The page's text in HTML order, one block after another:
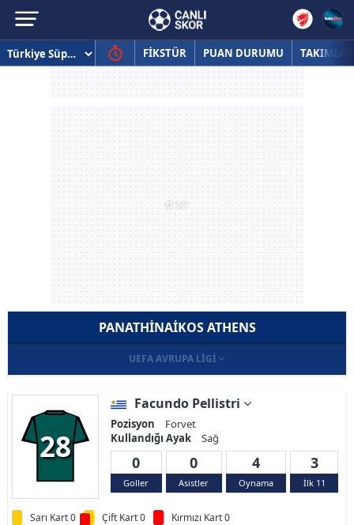
FİKSTÜR PUAN DURUMU TAKIMLAR
PANATHINAIKOS ATHENS
UEFA AVRUPA LIGI
28
Facundo Pellistri
Pozisyon
Forvet
Kullandığı Ayak
Sağ
0
Goller
0
Asistler
4
Oynama
3
İlk 11
Sarı Kart 0 Çift Kart 0 Kırmızı Kart 0